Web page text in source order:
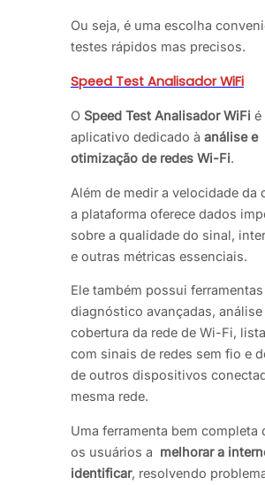
Ou seja, é uma escolha
testes rápidos mas precisos.
Speed Test Analisador WiFi
O Speed Test Analisador WiFi é
aplicativo dedicado à análise e
otimização de redes Wi-Fi.
Além de medir a velocidade da
a plataforma oferece dados
sobre a qualidade do sinal,
e outras métricas essenciais.
Ele também possui
diagnóstico avançadas, análise
cobertura da rede de Wi-Fi,
com sinais de redes sem fio e
de outros dispositivos
mesma rede.
Uma ferramenta bem completa
os usuários a melhorar a
identificar, resolvendo